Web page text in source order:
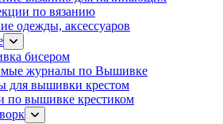
по вязанию
одежды, аксессуаров
бисером
журналы по Вышивке
для вышивки крестом
по вышивке крестиком